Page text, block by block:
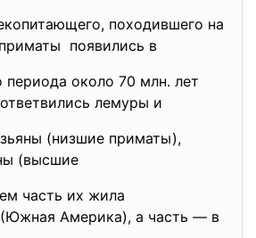
походившего на
появились в
периода около 70 млн. лет
лемуры и
(низшие приматы),
(высшие
часть их жила
Америка), а часть — в